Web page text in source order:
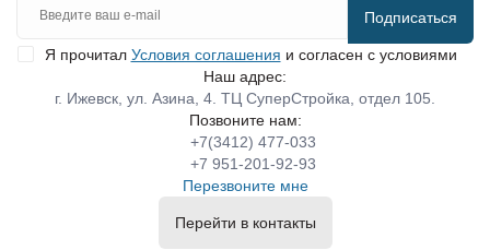
Подписаться
Я прочитал Условия соглашения и согласен с условиями
Наш адрес:
г. Ижевск, ул. Азина, 4. ТЦ СуперСтройка, отдел 105.
Позвоните нам:
+7(3412) 477-033
+7 951-201-92-93
Перезвоните мне
Перейти в контакты